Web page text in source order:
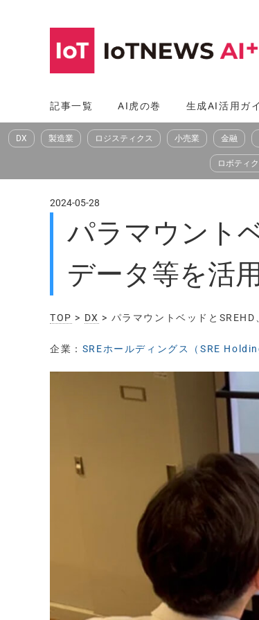
へ
ス
記事一覧 AI虎の巻 生成AI活用ガ
DX 製造業 ロジスティクス 小売業 金融
ロボティ
2024-05-28
パラマウント
データ等を活
TOP > DX > パラマウントベッドと
企業： SREホールディングス（SRE